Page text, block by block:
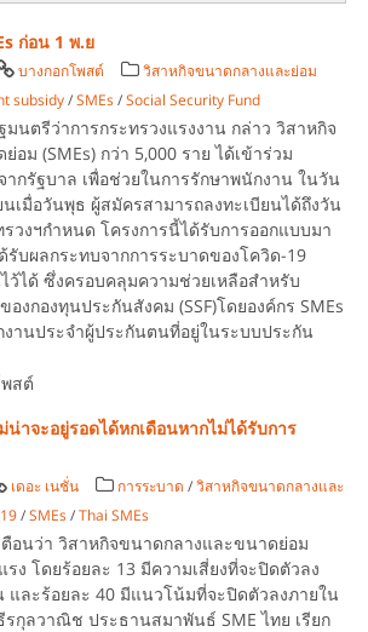
ก่อน 1 พ.ย
บางกอกโพสต์
วิสาหกิจขนาดกลางและย่อม
subsidy/SMEs/Social Security Fund
นตรีว่าการกระทรวงแรงงาน กล่าว วิสาหกิจ
ม (SMEs) กว่า 5,000 ราย ได้เข้าร่วม
ากรัฐบาล เพื่อช่วยในการรักษาพนักงาน ในวัน
นเมื่อวันพุธ ผู้สมัครสามารถลงทะเบียนได้ถึงวัน
วงฯกำหนด โครงการนี้ได้รับการออกแบบมา
รับผลกระทบจากการระบาดของโควิด-19
ว้ได้ ซึ่งครอบคลุมความช่วยเหลือสำหรับ
งกองทุนประกันสังคม (SSF)โดยองค์กร SMEs
านประจำผู้ประกันตนที่อยู่ในระบบประกัน
สต์
น่าจะอยู่รอดได้หกเดือนหากไม่ได้รับการ
เดอะ เนชั่น การระบาด /วิสาหกิจขนาดกลางและ
/SMEs/Thai SMEs
ตือนว่า วิสาหกิจขนาดกลางและขนาดย่อม
ง โดยร้อยละ 13 มีความเสี่ยงที่จะปิดตัวลง
และร้อยละ 40 มีแนวโน้มที่จะปิดตัวลงภายใน
กุลวาณิช ประธานสมาพันธ์ SME ไทย เรียก